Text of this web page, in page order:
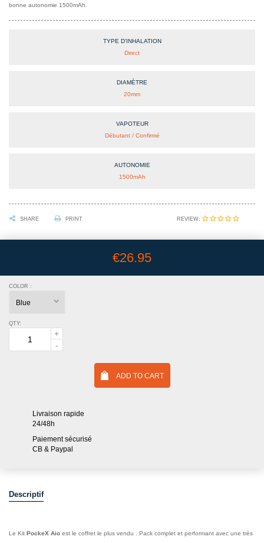
bonne autonomie 1500mAh.
TYPE D'INHALATION
Direct
DIAMÈTRE
20mm
VAPOTEUR
Débutant / Confirmé
AUTONOMIE
1500mAh
SHARE PRINT REVIEW:
€26.95
COLOR :
QTY:
ADD TO CART
Livraison rapide
24/48h
Paiement sécurisé
CB & Paypal
Descriptif
Le Kit PockeX Aio est le coffret le plus vendu . Pack complet et performant avec une très